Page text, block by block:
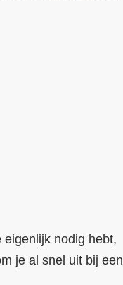
nodig hebt,
je al snel uit bij een